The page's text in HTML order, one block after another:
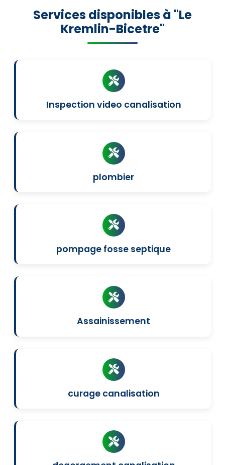
Services disponibles à "Le
Kremlin-Bicetre"
Inspection video canalisation
plombier
pompage fosse septique
Assainissement
curage canalisation